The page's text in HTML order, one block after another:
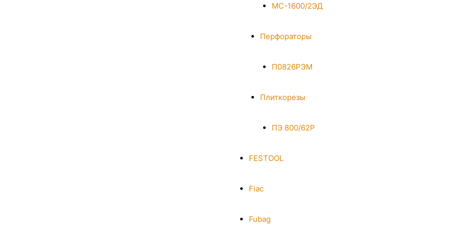
МС-1600/2ЭД
Перфораторы
П0826РЭМ
Плиткорезы
ПЭ 800/62Р
FESTOOL
Fiac
Fubag